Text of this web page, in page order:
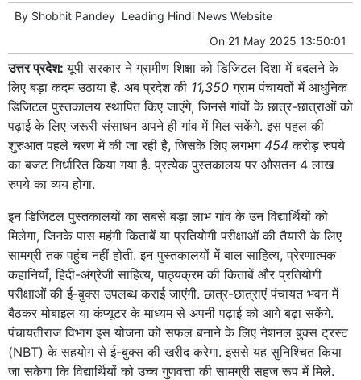
By Shobhit Pandey Leading Hindi News Website
On 21 May 2025 13:50:01
उत्तर प्रदेश:यूपी सरकार ने ग्रामीण शिक्षा को डिजिटल दिशा में बदलने के
लिए बड़ा कदम उठाया है. अब प्रदेश की 11,350 ग्राम पंचायतों में आधुनिक
डिजिटल पुस्तकालय स्थापित किए जाएंगे, जिनसे गांवों के छात्र-छात्राओं को
पढ़ाई के लिए जरूरी संसाधन अपने ही गांव में मिल सकेंगे. इस पहल की
शुरुआत पहले चरण में की जा रही है, जिसके लिए लगभग 454 करोड़ रुपये
का बजट निर्धारित किया गया है. प्रत्येक पुस्तकालय पर औसतन 4 लाख
रुपये का व्यय होगा.
इन डिजिटल पुस्तकालयों का सबसे बड़ा लाभ गांव के उन विद्यार्थियों को
मिलेगा, जिनके पास महंगी किताबें या प्रतियोगी परीक्षाओं की तैयारी के लिए
सामग्री तक पहुंच नहीं होती. इन पुस्तकालयों में बाल साहित्य, प्रेरणात्मक
कहानियाँ, हिंदी-अंग्रेजी साहित्य, पाठ्यक्रम की किताबें और प्रतियोगी
परीक्षाओं की ई-बुक्स उपलब्ध कराई जाएंगी. छात्र-छात्राएं पंचायत भवन में
बैठकर मोबाइल या कंप्यूटर के माध्यम से अपनी पढ़ाई को आगे बढ़ा सकेंगे.
पंचायतीराज विभाग इस योजना को सफल बनाने के लिए नेशनल बुक्स ट्रस्ट
(NBT) के सहयोग से ई-बुक्स की खरीद करेगा. इससे यह सुनिश्चित किया
जा सकेगा कि विद्यार्थियों को उच्च गुणवत्ता की सामग्री सहज रूप में मिले.